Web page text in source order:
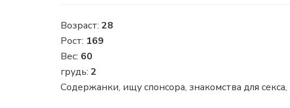
Возраст: 28
Рост: 169
Вес: 60
грудь: 2
Содержанки, ищу спонсора, знакомства для